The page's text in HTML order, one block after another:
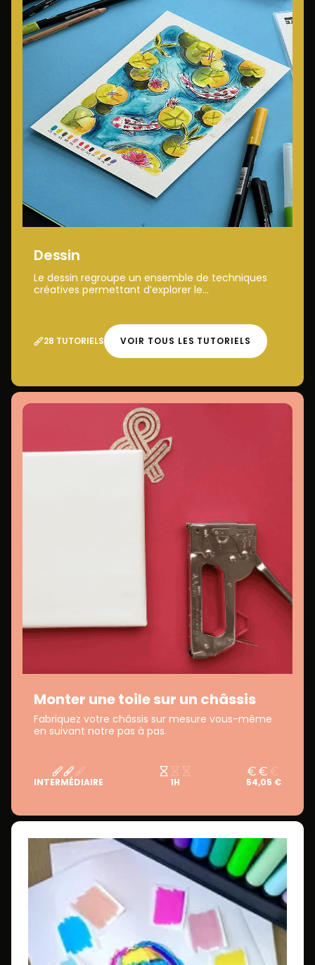
Dessin
Le dessin regroupe un ensemble de techniques
créatives permettant d’explorer le...
28 TUTORIELS VOIR TOUS LES TUTORIELS
Monter une toile sur un châssis
Fabriquez votre châssis sur mesure vous-même
en suivant notre pas à pas.
INTERMÉDIAIRE 1H 54,05 €